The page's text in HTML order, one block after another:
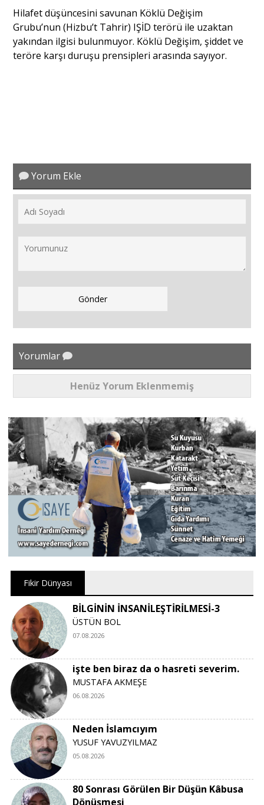
Yazı Dizisi
Portre
Sağlık
Hilafet düşüncesini savunan Köklü Değişim
Grubu’nun (Hizbu’t Tahrir) IŞİD terörü ile uzaktan
yakından ilgisi bulunmuyor. Köklü Değişim, şiddet ve
teröre karşı duruşu prensipleri arasında sayıyor.
Yorum Ekle
Yorumlar
Henüz Yorum Eklenmemiş
Fikir Dünyası
BİLGİNİN İNSANİLEŞTİRİLMESİ-3
ÜSTÜN BOL
07.08.2026
işte ben biraz da o hasreti severim.
MUSTAFA AKMEŞE
06.08.2026
Neden İslamcıyım
YUSUF YAVUZYILMAZ
05.08.2026
80 Sonrası Görülen Bir Düşün Kâbusa
Dönüşmesi